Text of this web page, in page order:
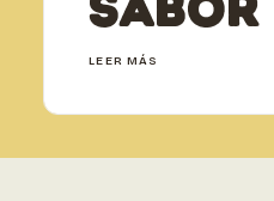
LEER MÁS